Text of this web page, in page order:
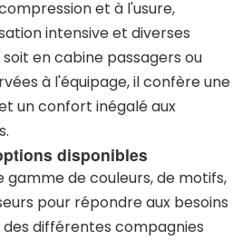
et à l'usure,
intensive et diverses
en cabine passagers ou
à l'équipage, il confère une
un confort inégalé aux
disponibles
gamme de couleurs, de motifs,
pour répondre aux besoins
différentes compagnies